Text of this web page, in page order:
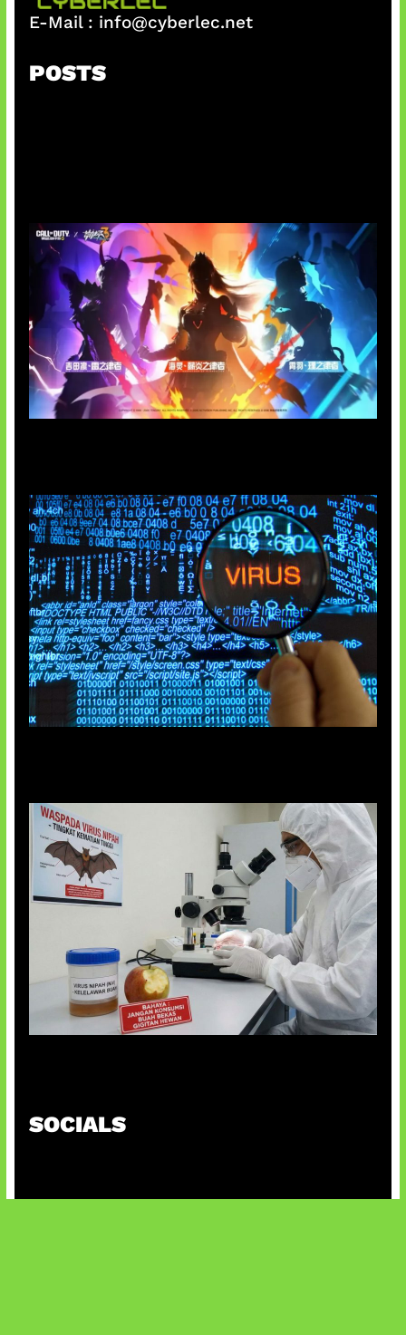
E-Mail : info@cyberlec.net
POSTS
SOCIALS